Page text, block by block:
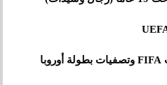
- تصفيات كأس العالم للسيدات FIFA وتصفيات بطولة أوروبا